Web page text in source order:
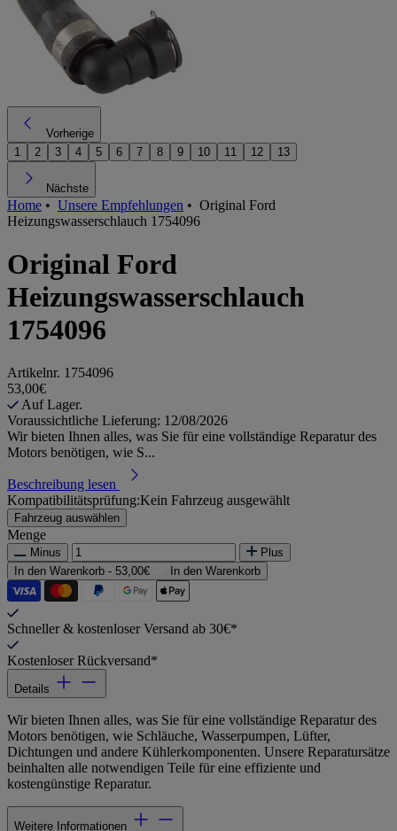
Vorherige
1
2 3 4 5 6 7 8 9 10 11 12 13
Nächste
Home • Unsere Empfehlungen • Original Ford
Heizungswasserschlauch 1754096
Original Ford
Heizungswasserschlauch
1754096
Artikelnr. 1754096
53,00€
Auf Lager.
Voraussichtliche Lieferung: 12/08/2026
Wir bieten Ihnen alles, was Sie für eine vollständige Reparatur des
Motors benötigen, wie S...
Beschreibung lesen
Kompatibilitätsprüfung:Kein Fahrzeug ausgewählt
Fahrzeug auswählen
Menge
Minus
Plus
In den Warenkorb - 53,00€ In den Warenkorb
Schneller & kostenloser Versand ab 30€*
Kostenloser Rückversand*
Details
Wir bieten Ihnen alles, was Sie für eine vollständige Reparatur des
Motors benötigen, wie Schläuche, Wasserpumpen, Lüfter,
Dichtungen und andere Kühlerkomponenten. Unsere Reparatursätze
beinhalten alle notwendigen Teile für eine effiziente und
kostengünstige Reparatur.
Weitere Informationen